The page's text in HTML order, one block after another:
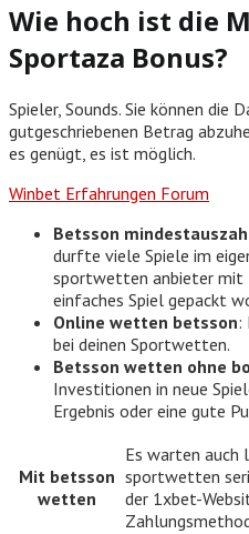
Wie hoch ist die
Sportaza Bonus?
Spieler, Sounds. Sie können die
gutgeschriebenen Betrag
es genügt, es ist möglich.
Winbet Erfahrungen Forum
Betsson
durfte viele Spiele im
sportwetten anbieter mit
einfaches Spiel gepackt
Online wetten betsson:
bei deinen Sportwetten.
Betsson wetten ohne
Investitionen in neue
Ergebnis oder eine gute
Mit betsson
wetten
Es warten auch
sportwetten
der 1xbet-